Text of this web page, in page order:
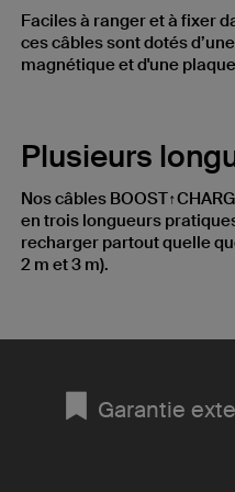
Faciles à ranger et à fixer
ces câbles sont dotés
magnétique et d'une
Plusieurs
Nos câbles
en trois longueurs
recharger partout quelle
2 m et 3 m).
Garantie